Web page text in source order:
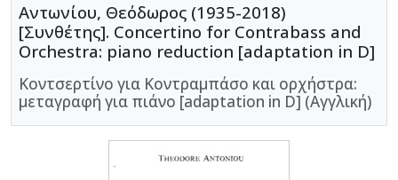
Αντωνίου, Θεόδωρος (1935-2018)
[Συνθέτης]. Concertino for Contrabass and
Orchestra: piano reduction [adaptation in D]
Κοντσερτίνο για Κοντραμπάσο και ορχήστρα:
μεταγραφή για πιάνο [adaptation in D] (Αγγλική)